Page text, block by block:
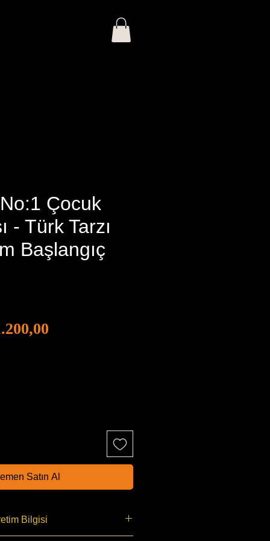
Çocuk
- Türk Tarzı
Başlangıç
Satın Al
Bilgisi